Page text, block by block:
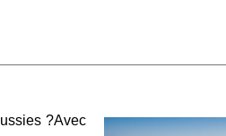
?Avec